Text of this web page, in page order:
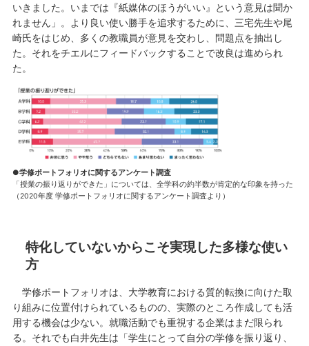
いきました。いまでは『紙媒体のほうがいい』という意見は聞か
れません」。より良い使い勝手を追求するために、三宅先生や尾
崎氏をはじめ、多くの教職員が意見を交わし、問題点を抽出し
た。それをチエルにフィードバックすることで改良は進められ
た。
●学修ポートフォリオに関するアンケート調査
「授業の振り返りができた」については、全学科の約半数が肯定的な印象を持った
（2020年度 学修ポートフォリオに関するアンケート調査より）
特化していないからこそ実現した多様な使い
方
学修ポートフォリオは、大学教育における質的転換に向けた取
り組みに位置付けられているものの、実際のところ作成しても活
用する機会は少ない。就職活動でも重視する企業はまだ限られ
る。それでも白井先生は「学生にとって自分の学修を振り返り、